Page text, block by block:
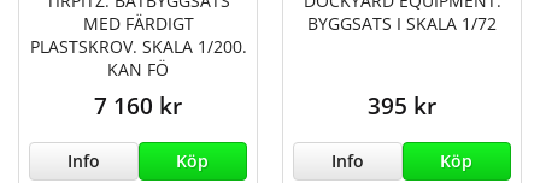
MED FÄRDIGT
PLASTSKROV. SKALA 1/200.
KAN FÖ
7 160 kr
Info Köp
BYGGSATS I SKALA 1/72
395 kr
Info Köp